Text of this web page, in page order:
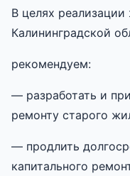
В целях
Калининградской
рекомендуем:
— разработать и
ремонту старого
— продлить
капитального